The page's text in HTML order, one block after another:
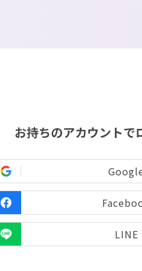
お持ちのアカウントで
LINE